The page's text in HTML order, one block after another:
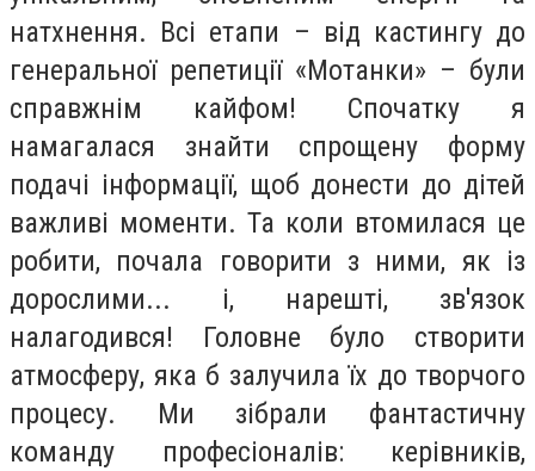
натхнення. Всі етапи – від кастингу до
генеральної репетиції «Мотанки» – були
справжнім кайфом! Спочатку я
намагалася знайти спрощену форму
подачі інформації, щоб донести до дітей
важливі моменти. Та коли втомилася це
робити, почала говорити з ними, як із
дорослими... і, нарешті, зв'язок
налагодився! Головне було створити
атмосферу, яка б залучила їх до творчого
процесу. Ми зібрали фантастичну
команду професіоналів: керівників,